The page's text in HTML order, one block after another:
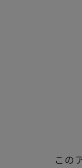
この